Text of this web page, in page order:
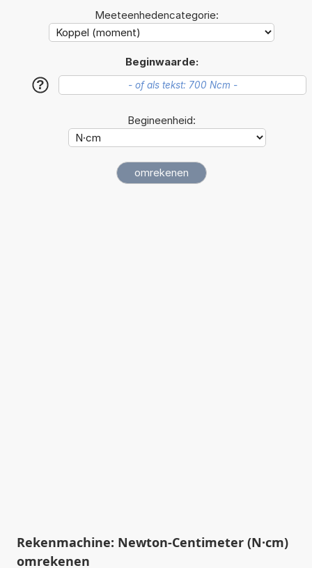
Meeteenhedencategorie:
Beginwaarde:
?
Begineenheid:
Rekenmachine: Newton-Centimeter (N·cm)
omrekenen